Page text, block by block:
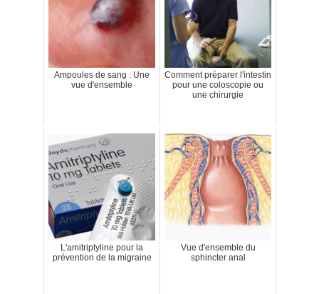
Ampoules de sang : Une
vue d'ensemble
Comment préparer l'intestin
pour une coloscopie ou
une chirurgie
L'amitriptyline pour la
prévention de la migraine
Vue d'ensemble du
sphincter anal